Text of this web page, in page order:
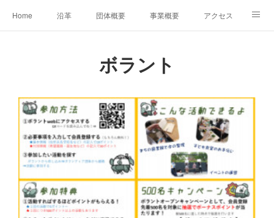
Home 沿革 団体概要 事業概要 アクセス
中期計画（2026-2031）
ボラント